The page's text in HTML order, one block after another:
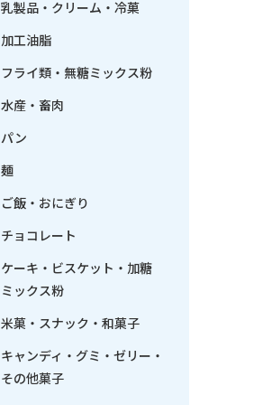
乳製品・クリーム・冷菓
加工油脂
フライ類・無糖ミックス粉
水産・畜肉
パン
麺
ご飯・おにぎり
チョコレート
ケーキ・ビスケット・加糖
ミックス粉
米菓・スナック・和菓子
キャンディ・グミ・ゼリー・
その他菓子